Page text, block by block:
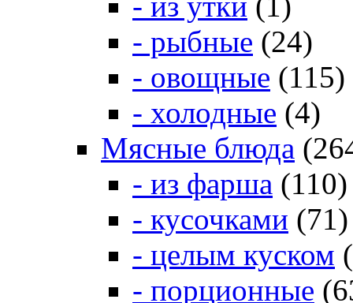
- рыбные (24)
- овощные (115)
- холодные (4)
Мясные блюда
- из фарша (110)
- кусочками (71)
- целым куском
- порционные